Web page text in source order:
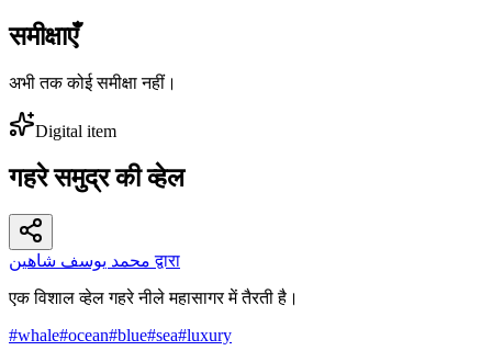
समीक्षाएँ
अभी तक कोई समीक्षा नहीं।
Digital item
गहरे समुद्र की व्हेल
محمد يوسف شاهين द्वारा
एक विशाल व्हेल गहरे नीले महासागर में तैरती है।
#whale#ocean#blue#sea#luxury